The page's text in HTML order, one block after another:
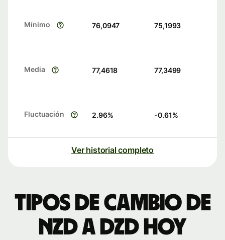
Mínimo 76,0947 75,1993
Media 77,4618 77,3499
Fluctuación 2.96% -0.61%
Ver historial completo
Tipos de cambio de
NZD a DZD hoy